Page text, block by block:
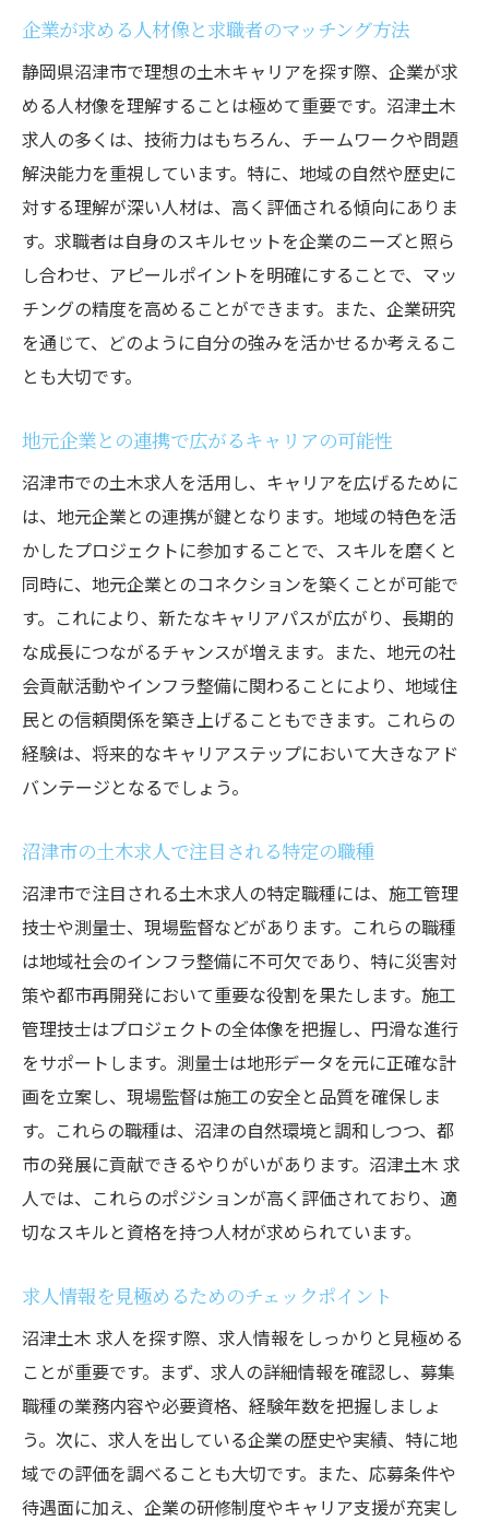
企業が求める人材像と求職者のマッチング方法
静岡県沼津市で理想の土木キャリアを探す際、企業が求
める人材像を理解することは極めて重要です。沼津土木
求人の多くは、技術力はもちろん、チームワークや問題
解決能力を重視しています。特に、地域の自然や歴史に
対する理解が深い人材は、高く評価される傾向にありま
す。求職者は自身のスキルセットを企業のニーズと照ら
し合わせ、アピールポイントを明確にすることで、マッ
チングの精度を高めることができます。また、企業研究
を通じて、どのように自分の強みを活かせるか考えるこ
とも大切です。
地元企業との連携で広がるキャリアの可能性
沼津市での土木求人を活用し、キャリアを広げるために
は、地元企業との連携が鍵となります。地域の特色を活
かしたプロジェクトに参加することで、スキルを磨くと
同時に、地元企業とのコネクションを築くことが可能で
す。これにより、新たなキャリアパスが広がり、長期的
な成長につながるチャンスが増えます。また、地元の社
会貢献活動やインフラ整備に関わることにより、地域住
民との信頼関係を築き上げることもできます。これらの
経験は、将来的なキャリアステップにおいて大きなアド
バンテージとなるでしょう。
沼津市の土木求人で注目される特定の職種
沼津市で注目される土木求人の特定職種には、施工管理
技士や測量士、現場監督などがあります。これらの職種
は地域社会のインフラ整備に不可欠であり、特に災害対
策や都市再開発において重要な役割を果たします。施工
管理技士はプロジェクトの全体像を把握し、円滑な進行
をサポートします。測量士は地形データを元に正確な計
画を立案し、現場監督は施工の安全と品質を確保しま
す。これらの職種は、沼津の自然環境と調和しつつ、都
市の発展に貢献できるやりがいがあります。沼津土木 求
人では、これらのポジションが高く評価されており、適
切なスキルと資格を持つ人材が求められています。
求人情報を見極めるためのチェックポイント
沼津土木 求人を探す際、求人情報をしっかりと見極める
ことが重要です。まず、求人の詳細情報を確認し、募集
職種の業務内容や必要資格、経験年数を把握しましょ
う。次に、求人を出している企業の歴史や実績、特に地
域での評価を調べることも大切です。また、応募条件や
待遇面に加え、企業の研修制度やキャリア支援が充実し